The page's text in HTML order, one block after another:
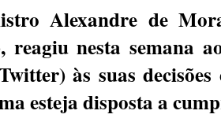
Alexandre de
reagiu nesta semana
às suas
esteja disposta a